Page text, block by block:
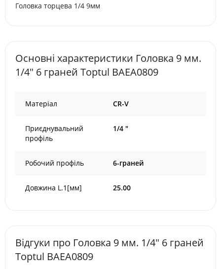
Головка торцева 1/4 9мм
Основні характеристики Головка 9 мм.
1/4" 6 граней Toptul BAEA0809
Матеріал CR-V
Приєднувальний
профіль
1/4 "
Робочий профіль 6-граней
Довжина L.1[мм] 25.00
Відгуки про Головка 9 мм. 1/4" 6 граней
Toptul BAEA0809